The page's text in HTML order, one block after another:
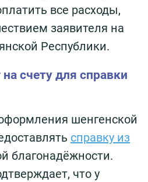
все расходы,
заявителя на
Республики.
счету для справки
шенгенской
справку из
благонадёжности.
что у